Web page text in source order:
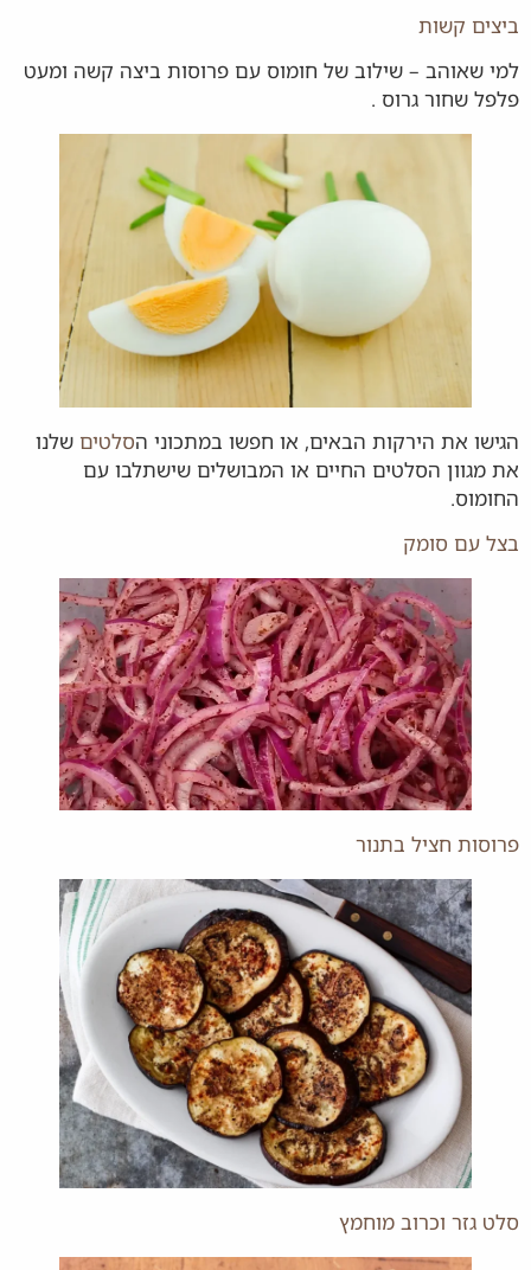
ביצים קשות
למי שאוהב – שילוב של חומוס עם פרוסות ביצה קשה ומעט
פלפל שחור גרוס .
הגישו את הירקות הבאים, או חפשו במתכוני הסלטים שלנו
את מגוון הסלטים החיים או המבושלים שישתלבו עם
החומוס.
בצל עם סומק
פרוסות חציל בתנור
סלט גזר וכרוב מוחמץ